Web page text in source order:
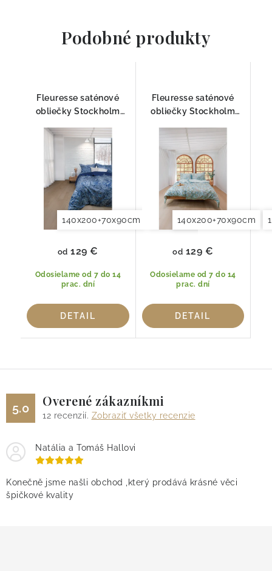
Podobné produkty
Fleuresse saténové
obliečky Stockholm
140x200+70x90cm 140x220+70x90cm
Odosielame od 7 do 14
prac. dní
od 129 €
DETAIL
Fleuresse saténové
obliečky Stockholm
140x200+70x90cm
Odosielame od 7 do 14
prac. dní
od 129 €
DETAIL
5.0 Overené zákazníkmi
12 recenzií. Zobraziť všetky recenzie
Natália a Tomáš Hallovi
Konečně jsme našli obchod ,který prodává krásné věci
špičkové kvality